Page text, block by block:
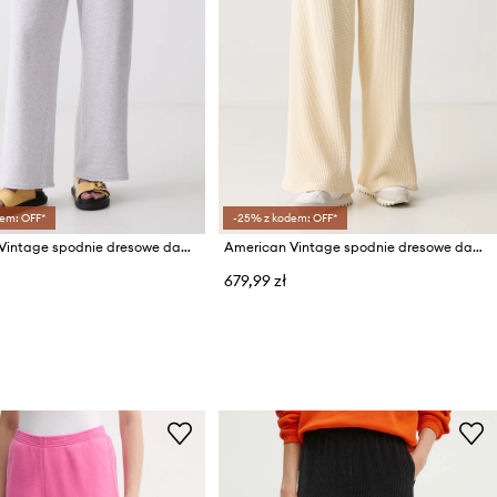
OFF*
American Vintage spodnie dresowe damskie bawełniane z elastanem
-25% z kodem: OFF*
American Vintage spodnie dresowe damskie bawełniane
679,99 zł